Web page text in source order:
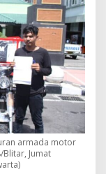
armada motor
Jumat